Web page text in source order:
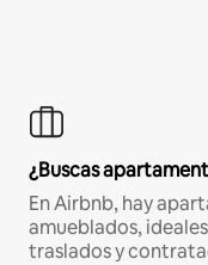
¿Buscas
En Airbnb, hay
amueblados,
traslados y